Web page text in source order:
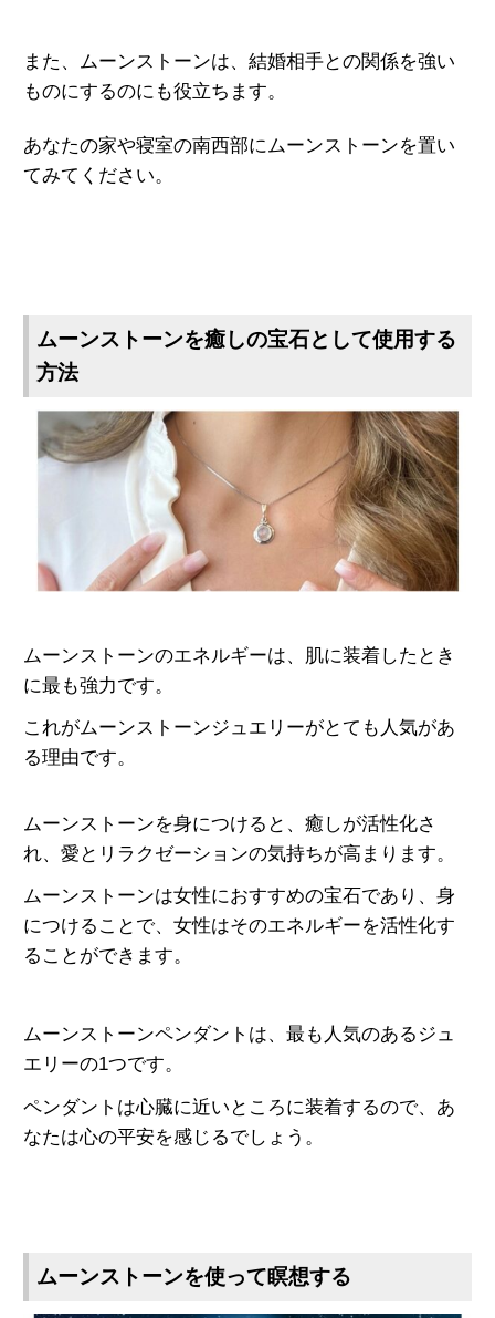
また、ムーンストーンは、結婚相手との関係を強い
ものにするのにも役立ちます。
あなたの家や寝室の南西部にムーンストーンを置い
てみてください。
ムーンストーンを癒しの宝石として使用する
方法
ムーンストーンのエネルギーは、肌に装着したとき
に最も強力です。
これがムーンストーンジュエリーがとても人気があ
る理由です。
ムーンストーンを身につけると、癒しが活性化さ
れ、愛とリラクゼーションの気持ちが高まります。
ムーンストーンは女性におすすめの宝石であり、 身
につけることで、女性はそのエネルギーを活性化す
ることができます。
ムーンストーンペンダントは、最も人気のあるジュ
エリーの1つです。
ペンダントは心臓に近いところに装着するので、あ
なたは心の平安を感じるでしょう。
ムーンストーンを使って瞑想する